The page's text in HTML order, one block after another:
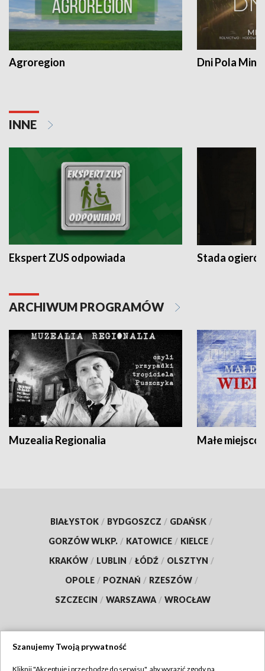
Agroregion Dni Pola
INNE
Ekspert ZUS odpowiada Stada
ARCHIWUM PROGRAMÓW
Muzealia Regionalia Małe
BIAŁYSTOK / BYDGOSZCZ / GDAŃSK /
GORZÓW WLKP. / KATOWICE / KIELCE /
KRAKÓW / LUBLIN / ŁÓDŹ / OLSZTYN /
OPOLE / POZNAŃ / RZESZÓW /
SZCZECIN / WARSZAWA / WROCŁAW
Szanujemy Twoją prywatność
Kliknij "Akceptuję i przechodzę do serwisu", aby wyrazić zgody na